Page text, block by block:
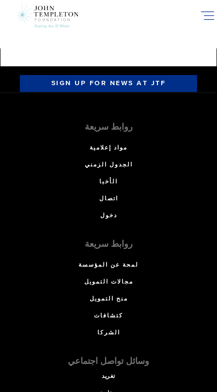
SIGN UP FOR NEWS AT JTF
روابط سريعة
مواد إعلامية
الجدول الزمني
الأخبا
اتصال
دخول
روابط سريعة
لمحة عن المؤسسة
مجالات التمويل
منح التمويل
كتشافات
الشركا
وسائل تواصل اجتماعي
تغريد